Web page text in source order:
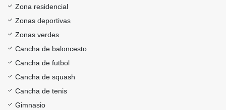
Zona residencial
Zonas deportivas
Zonas verdes
Cancha de baloncesto
Cancha de futbol
Cancha de squash
Cancha de tenis
Gimnasio